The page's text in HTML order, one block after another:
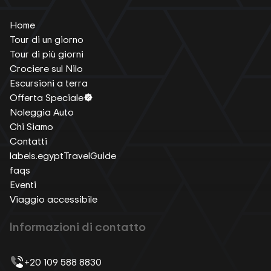
Home
Tour di un giorno
Tour di più giorni
Crociere sul Nilo
Escursioni a terra
Offerta Speciale
Noleggia Auto
Chi Siamo
Contatti
labels.egyptTravelGuide
faqs
Eventi
Viaggio accessibile
Informazioni di contatto
+20 109 588 8830